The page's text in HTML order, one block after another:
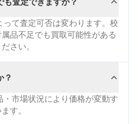
て査定可否は変わります。校
品不足でも買取可能性がある
さい。
？
市場状況により価格が変動す
す。